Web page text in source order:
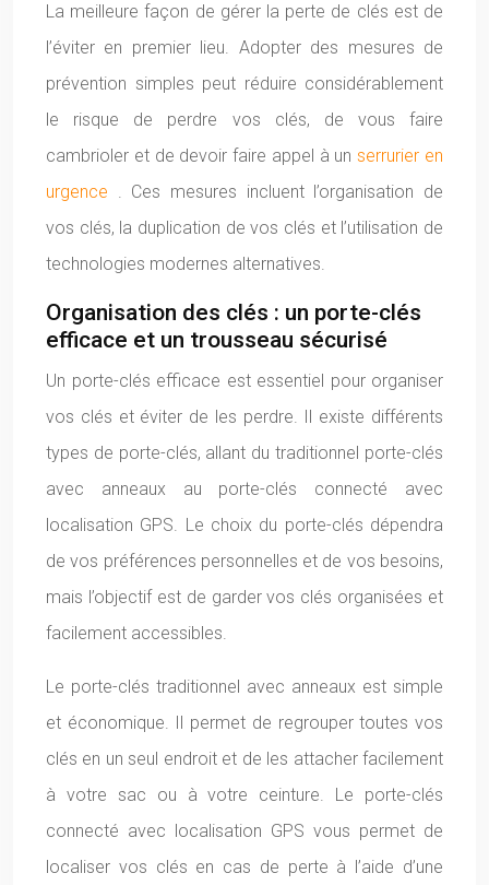
La meilleure façon de gérer la perte de clés est de
l’éviter en premier lieu. Adopter des mesures de
prévention simples peut réduire considérablement
le risque de perdre vos clés, de vous faire
cambrioler et de devoir faire appel à unserrurier en
urgence . Ces mesures incluent l’organisation de
vos clés, la duplication de vos clés et l’utilisation de
technologies modernes alternatives.
Organisation des clés : un porte-clés
efficace et un trousseau sécurisé
Un porte-clés efficace est essentiel pour organiser
vos clés et éviter de les perdre. Il existe différents
types de porte-clés, allant du traditionnel porte-clés
avec anneaux au porte-clés connecté avec
localisation GPS. Le choix du porte-clés dépendra
de vos préférences personnelles et de vos besoins,
mais l’objectif est de garder vos clés organisées et
facilement accessibles.
Le porte-clés traditionnel avec anneaux est simple
et économique. Il permet de regrouper toutes vos
clés en un seul endroit et de les attacher facilement
à votre sac ou à votre ceinture. Le porte-clés
connecté avec localisation GPS vous permet de
localiser vos clés en cas de perte à l’aide d’une